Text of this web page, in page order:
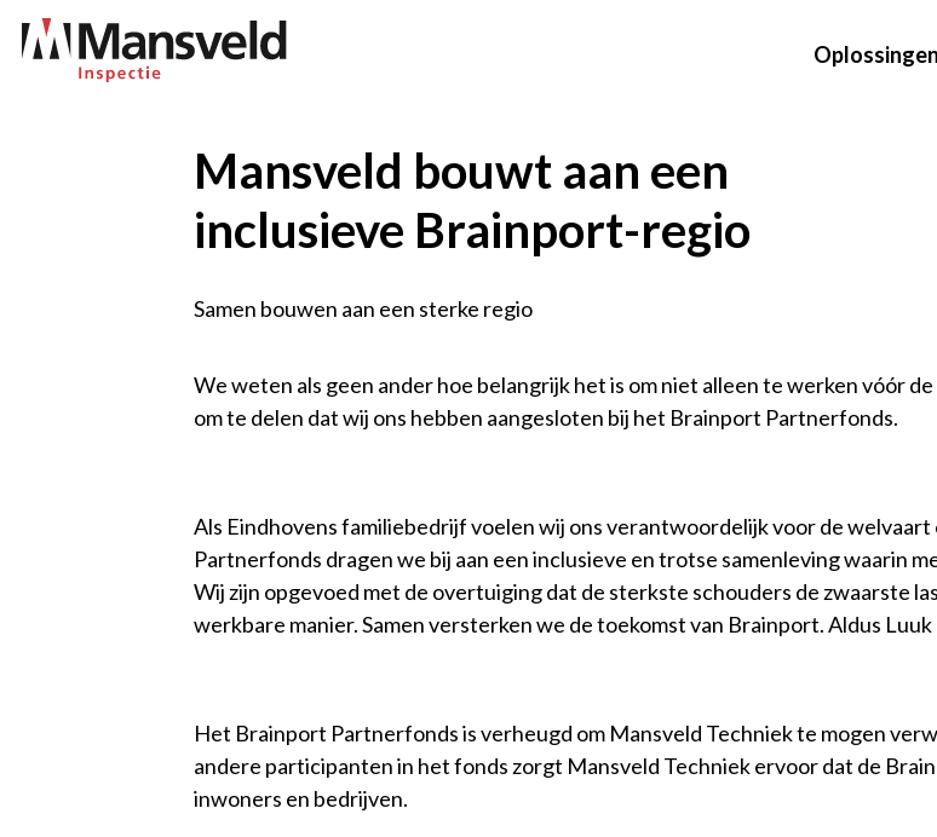
Overslaan
en
Oplossingen
Mansveld bouwt aan een
inclusieve Brainport-regio
Samen bouwen aan een sterke regio
We weten als geen ander hoe belangrijk het is om niet alleen te werken vóór
om te delen dat wij ons hebben aangesloten bij het Brainport Partnerfonds.
Als Eindhovens familiebedrijf voelen wij ons verantwoordelijk voor de
Partnerfonds dragen we bij aan een inclusieve en trotse samenleving waarin
Wij zijn opgevoed met de overtuiging dat de sterkste schouders de zwaarste
werkbare manier. Samen versterken we de toekomst van Brainport. Aldus
Het Brainport Partnerfonds is verheugd om Mansveld Techniek te mogen
andere participanten in het fonds zorgt Mansveld Techniek ervoor dat de
inwoners en bedrijven.